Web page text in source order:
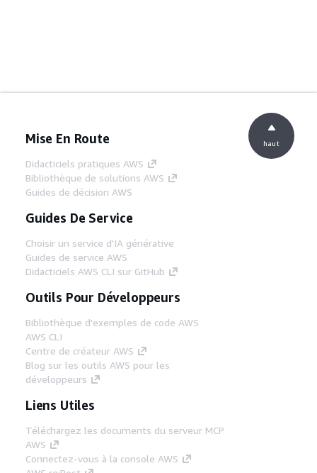
Mise En Route
Didacticiels pratiques AWS
Bibliothèque de solutions AWS
Guides de décision AWS
Guides De Service
Choisir un service d'IA générative
Guides de service AWS
Didacticiels AWS CLI sur GitHub
Outils Pour Développeurs
Bibliothèque d'exemples de code AWS
AWS CLI
Centre de créateur AWS
Blog sur les outils AWS pour les
développeurs
Liens Utiles
Téléchargez les documents du serveur MCP
AWS
Connectez-vous à la console AWS
haut